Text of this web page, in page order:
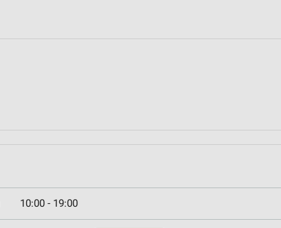
10:00 - 19:00